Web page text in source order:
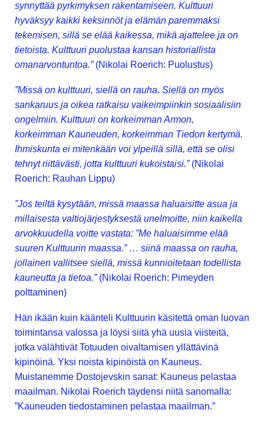
synnyttää pyrkimyksen rakentamiseen. Kulttuuri
hyväksyy kaikki keksinnöt ja elämän paremmaksi
tekemisen, sillä se elää kaikessa, mikä ajattelee ja on
tietoista. Kulttuuri puolustaa kansan historiallista
omanarvontuntoa.” (Nikolai Roerich: Puolustus)
”Missä on kulttuuri, siellä on rauha. Siellä on myös
sankaruus ja oikea ratkaisu vaikeimpiinkin sosiaalisiin
ongelmiin. Kulttuuri on korkeimman Armon,
korkeimman Kauneuden, korkeimman Tiedon kertymä.
Ihmiskunta ei mitenkään voi ylpeillä sillä, että se olisi
tehnyt riittävästi, jotta kulttuuri kukoistaisi.” (Nikolai
Roerich: Rauhan Lippu)
”Jos teiltä kysytään, missä maassa haluaisitte asua ja
millaisesta valtiojärjestyksestä unelmoitte, niin kaikella
arvokkuudella voitte vastata: ”Me haluaisimme elää
suuren Kulttuurin maassa.” … siinä maassa on rauha,
jollainen vallitsee siellä, missä kunnioitetaan todellista
kauneutta ja tietoa.” (Nikolai Roerich: Pimeyden
polttaminen)
Hän ikään kuin käänteli Kulttuurin käsitettä oman luovan
toimintansa valossa ja löysi siitä yhä uusia viisteitä,
jotka välähtivät Totuuden oivaltamisen yllättävinä
kipinöinä. Yksi noista kipinöistä on Kauneus.
Muistanemme Dostojevskin sanat: Kauneus pelastaa
maailman. Nikolai Roerich täydensi niitä sanomalla:
”Kauneuden tiedostaminen pelastaa maailman.”